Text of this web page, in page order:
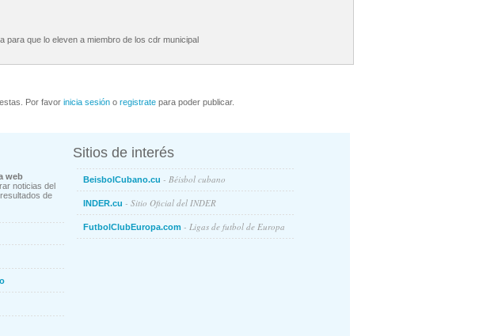
para que lo eleven a miembro de los cdr municipal
Por favor inicia sesión o registrate para poder publicar.
web
noticias del
de
Sitios de interés
BeisbolCubano.cu - Béisbol cubano
INDER.cu - Sitio Oficial del INDER
FutbolClubEuropa.com - Ligas de futbol de Europa